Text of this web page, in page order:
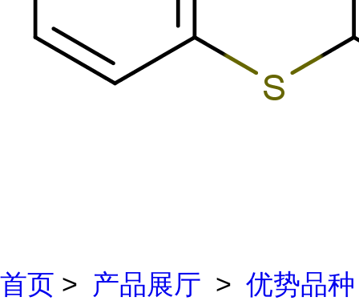
首页 > 产品展厅 > 优势品种